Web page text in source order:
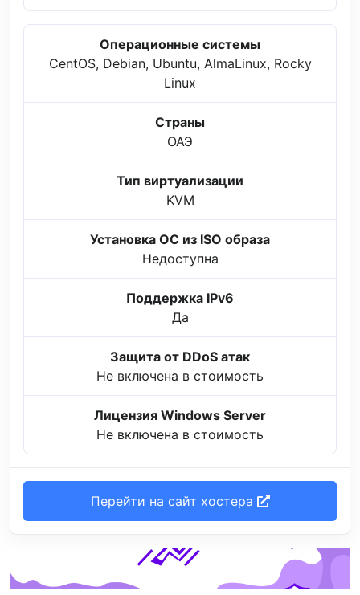
Операционные системы
CentOS, Debian, Ubuntu, AlmaLinux, Rocky
Linux
Страны
ОАЭ
Тип виртуализации
KVM
Установка ОС из ISO образа
Недоступна
Поддержка IPv6
Да
Защита от DDoS атак
Не включена в стоимость
Лицензия Windows Server
Не включена в стоимость
Перейти на сайт хостера